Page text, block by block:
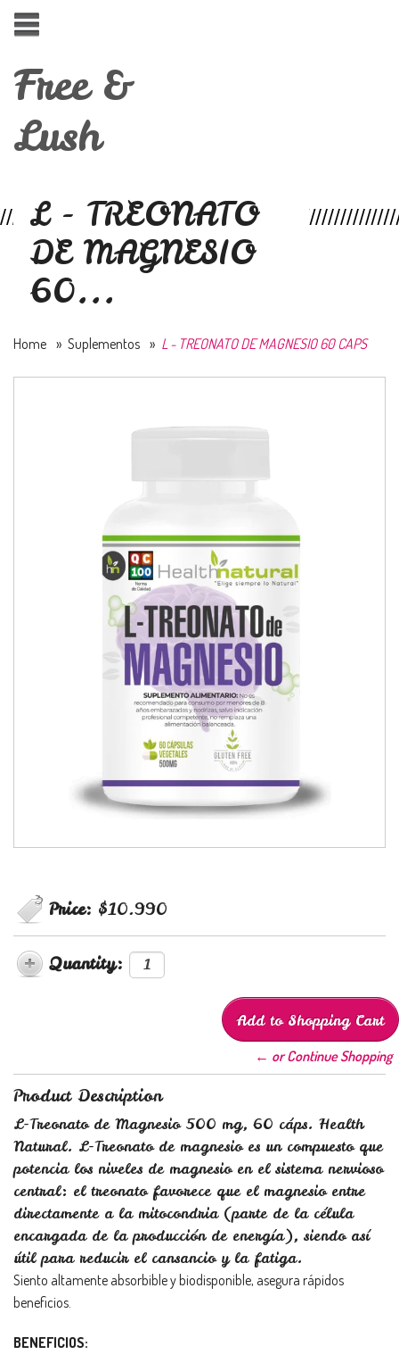
Free &
Lush
L - TREONATO
DE MAGNESIO
60...
Home » Suplementos » L - TREONATO DE MAGNESIO 60 CAPS
Price: $10.990
Quantity:
← or Continue Shopping
Product Description
L-Treonato de Magnesio 500 mg, 60 cáps. Health
Natural. L-Treonato de magnesio es un compuesto que
potencia los niveles de magnesio en el sistema nervioso
central: el treonato favorece que el magnesio entre
directamente a la mitocondria (parte de la célula
encargada de la producción de energía), siendo así
útil para reducir el cansancio y la fatiga.
Siento altamente absorbible y biodisponible, asegura rápidos
beneficios.
BENEFICIOS: